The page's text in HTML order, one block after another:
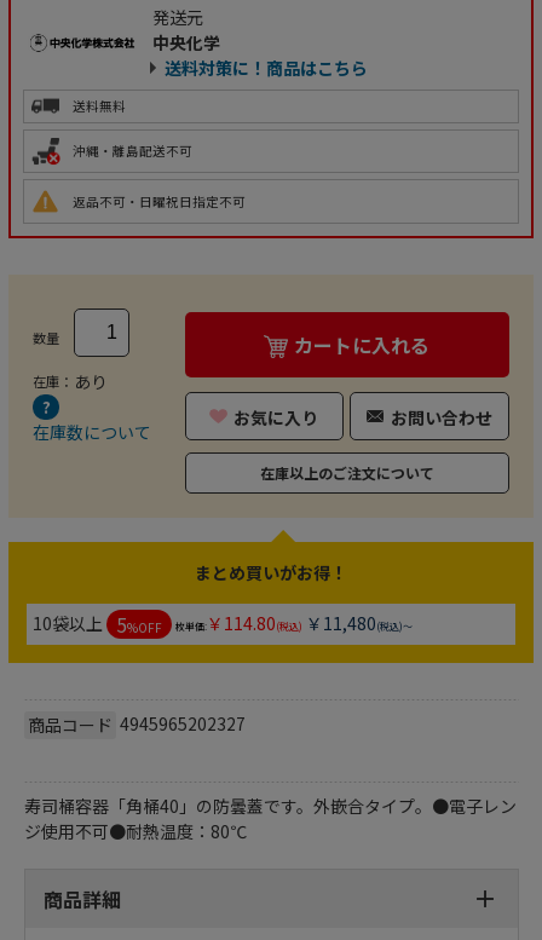
発送元
中央化学
送料対策に！商品はこちら
送料無料
沖縄・離島配送不可
返品不可・日曜祝日指定不可
数量
在庫： あり
在庫数について
カートに入れる
お気に入り お問い合わせ
在庫以上のご注文について
まとめ買いがお得！
10袋以上 5%OFF 枚単価:￥114.80(税込) ￥11,480(税込)～
商品コード 4945965202327
寿司桶容器「角桶40」の防曇蓋です。外嵌合タイプ。●電子レン
ジ使用不可●耐熱温度：80℃
商品詳細